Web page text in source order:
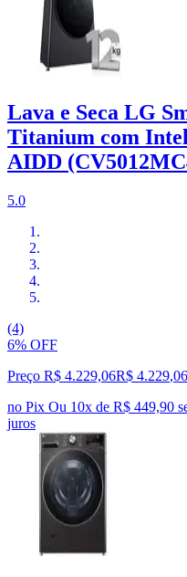
Lava e Seca LG
Titanium com
AIDD
5.0
(4)
6% OFF
Preço R$ 4.229,06R$ 4.229,06
no Pix Ou 10x de R$ 449,90
juros